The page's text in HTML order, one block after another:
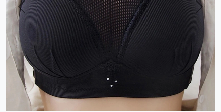
Previous Next